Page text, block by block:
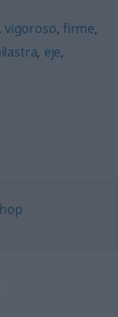
, vigoroso, firme,
, eje,